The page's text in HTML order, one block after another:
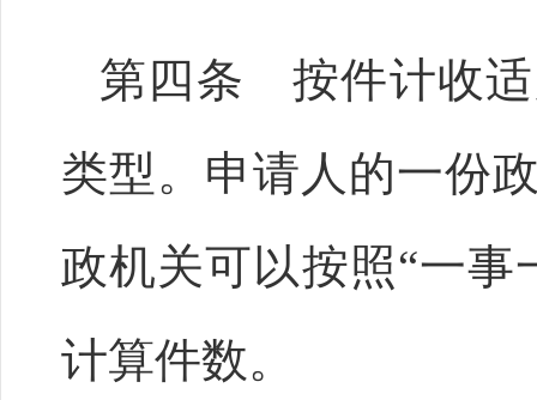
第四条 按件计收适
类型。申请人的一份
政机关可以按照“一
计算件数。